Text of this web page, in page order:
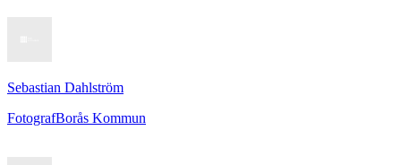
Sebastian Dahlström
FotografBorås Kommun